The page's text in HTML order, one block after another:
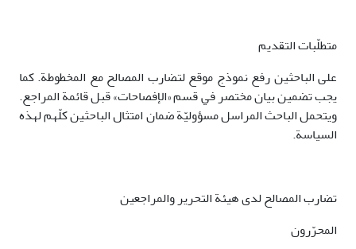
متطلّبات التقديم
على الباحثين رفع نموذج موقع لتضارب المصالح مع المخطوطة. كما
يجب تضمين بيان مختصر في قسم «الإفصاحات» قبل قائمة المراجع.
ويتحمل الباحث المراسل مسؤوليّة ضمان امتثال الباحثين كلّهم لهذه
السياسة.
تضارب المصالح لدى هيئة التحرير والمراجعين
المحرّرون